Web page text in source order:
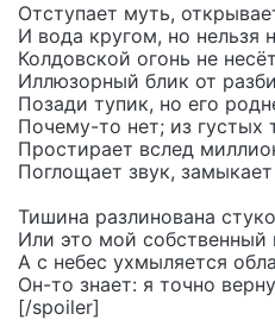
Отступает муть,
И вода кругом, но нельзя
Колдовской огонь не
Иллюзорный блик от
Позади тупик, но его
Почему-то нет; из густых
Простирает вслед
Поглощает звук, замыкает
Тишина разлинована
Или это мой собственный
А с небес ухмыляется
Он-то знает: я точно
[/spoiler]